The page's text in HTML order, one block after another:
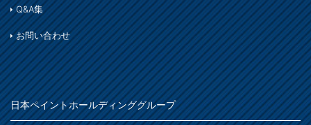
ガーデン
プラスチック製品
木部
鉄製品
着色
その他
ガーデン
着色
ホビー・工作
塗装用具
Q&A集
お問い合わせ
日本ペイントホールディンググループ